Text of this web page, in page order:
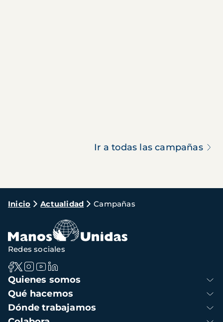
Ir a todas las campañas
Ruta
navegación
Inicio Actualidad Campañas
Navegación
principal
Quienes somos
Qué hacemos
Dónde trabajamos
Redes sociales